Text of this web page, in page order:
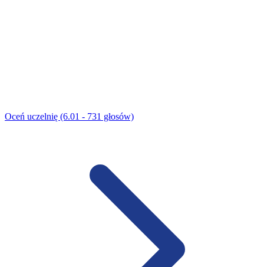
Oceń uczelnię (6.01 - 731 głosów)